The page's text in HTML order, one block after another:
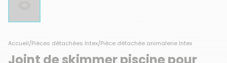
Accueil/Pièces détachées Intex/Pièce détachée animalerie Intex